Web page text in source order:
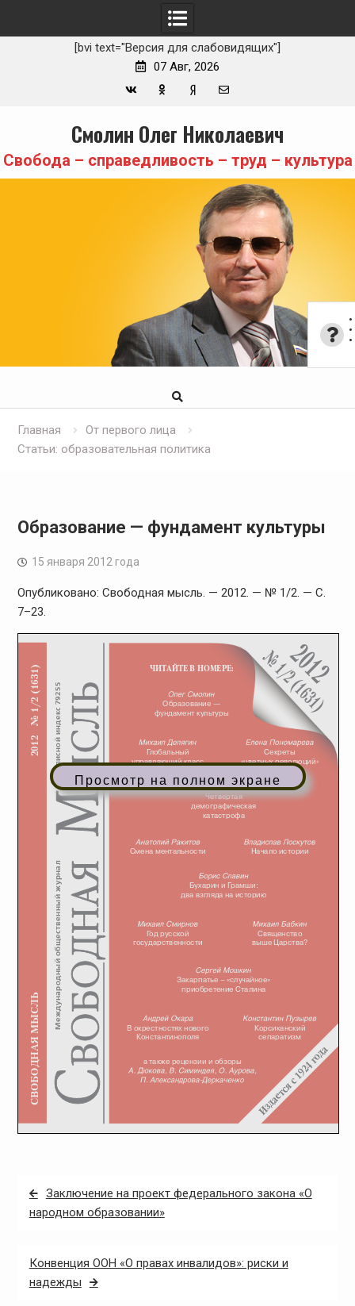
[bvi text="Версия для слабовидящих"]
07 Авг, 2026
Zen
mail
content
Смолин Олег Николаевич
Свобода – справедливость – труд – культура
Главная
От первого лица
Статьи: образовательная политика
Образование — фундамент культуры
15 января 2012 года
Опубликовано: Свободная мысль. — 2012. — № 1/2. — С.
7–23.
Просмотр на полном экране
Навигация
по
Заключение на проект федерального закона «О
народном образовании»
Конвенция ООН «О правах инвалидов»: риски и
надежды